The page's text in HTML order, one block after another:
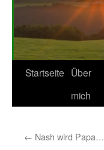
Zum
Startseite Über
mich
← Nash wird Papa…